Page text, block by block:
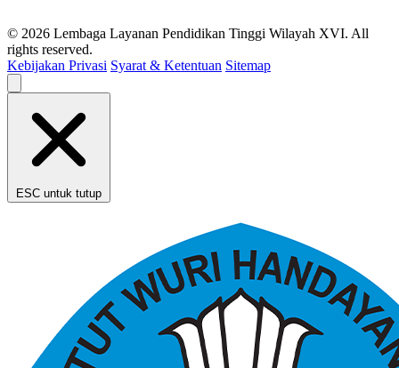
© 2026 Lembaga Layanan Pendidikan Tinggi Wilayah XVI. All
rights reserved.
Kebijakan Privasi Syarat & Ketentuan Sitemap
ESC untuk tutup